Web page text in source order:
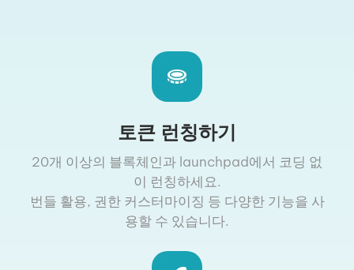
토큰 런칭하기
20개 이상의 블록체인과 launchpad에서 코딩 없
이 런칭하세요.
번들 활용, 권한 커스터마이징 등 다양한 기능을 사
용할 수 있습니다.